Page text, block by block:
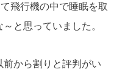
飛行機の中で睡眠を取
と思っていました。
から割りと評判がい